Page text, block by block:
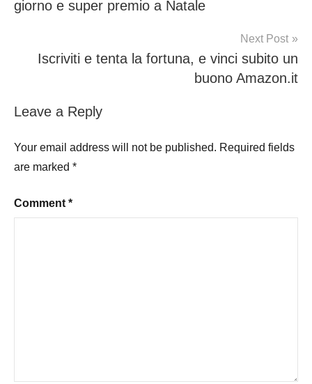
giorno e super premio a Natale
Next Post
Iscriviti e tenta la fortuna, e vinci subito un
buono Amazon.it
Leave a Reply
Your email address will not be published. Required fields
are marked *
Comment *